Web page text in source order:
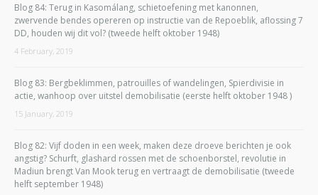
Blog 84: Terug in Kasomálang, schietoefening met kanonnen,
zwervende bendes opereren op instructie van de Repoeblik, aflossing 7
DD, houden wij dit vol? (tweede helft oktober 1948)
4 February, 2019
Blog 83: Bergbeklimmen, patrouilles of wandelingen, Spierdivisie in
actie, wanhoop over uitstel demobilisatie (eerste helft oktober 1948 )
15 January, 2019
Blog 82: Vijf doden in een week, maken deze droeve berichten je ook
angstig? Schurft, glashard rossen met de schoenborstel, revolutie in
Madiun brengt Van Mook terug en vertraagt de demobilisatie (tweede
helft september 1948)